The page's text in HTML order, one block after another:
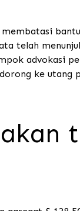
telah
advokasi
ke utang